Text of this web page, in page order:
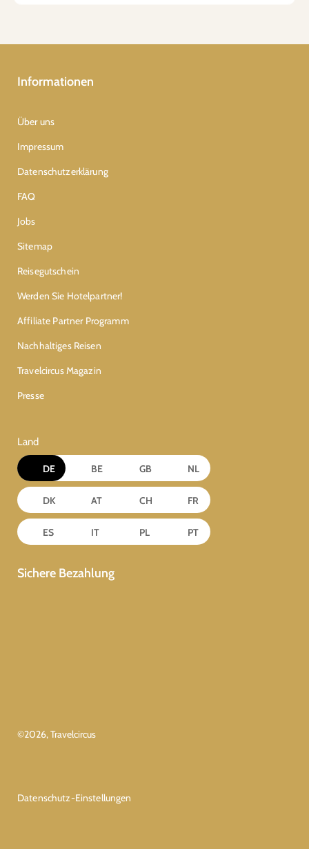
Informationen
Über uns
Impressum
Datenschutzerklärung
FAQ
Jobs
Sitemap
Reisegutschein
Werden Sie Hotelpartner!
Affiliate Partner Programm
Nachhaltiges Reisen
Travelcircus Magazin
Presse
Land
DE BE GB NL
DK AT CH FR
ES IT PL PT
Sichere Bezahlung
©2026, Travelcircus
Datenschutz-Einstellungen